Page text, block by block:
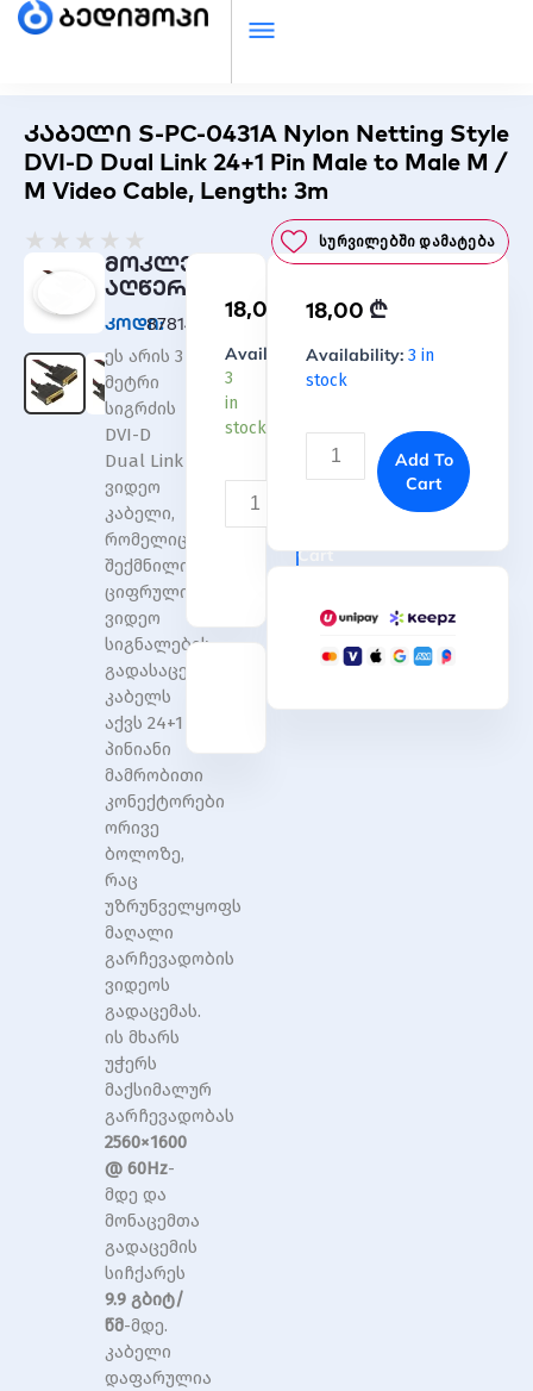
კაბელი S-PC-0431A Nylon Netting Style
DVI-D Dual Link 24+1 Pin Male to Male M /
M Video Cable, Length: 3m
★ ★ ★ ★ ★
0
out
5
Სურვილებში Დამატება
მოკლე
აღწერა
კოდი:878141
ეს არის 3
მეტრი
სიგრძის
DVI-D
Dual Link
ვიდეო
კაბელი,
რომელიც
შექმნილია
ციფრული
ვიდეო
სიგნალების
გადასაცემად.
კაბელს
აქვს 24+1
პინიანი
მამრობითი
კონექტორები
ორივე
ბოლოზე,
რაც
უზრუნველყოფს
მაღალი
გარჩევადობის
ვიდეოს
გადაცემას.
ის მხარს
უჭერს
მაქსიმალურ
გარჩევადობას
2560×1600
@ 60Hz-
მდე და
მონაცემთა
გადაცემის
სიჩქარეს
9.9 გბიტ/
წმ-მდე.
კაბელი
დაფარულია
18,00
Availability:
3
in
stock
კაბელი
S-
PC-
0431A
Style
Pin
/
quantity
Cart
18,00 ₾
Availability: 3 in
stock
კაბელი
S-
Nylon
Dual
24+1
Male
Male
Add To
Cart